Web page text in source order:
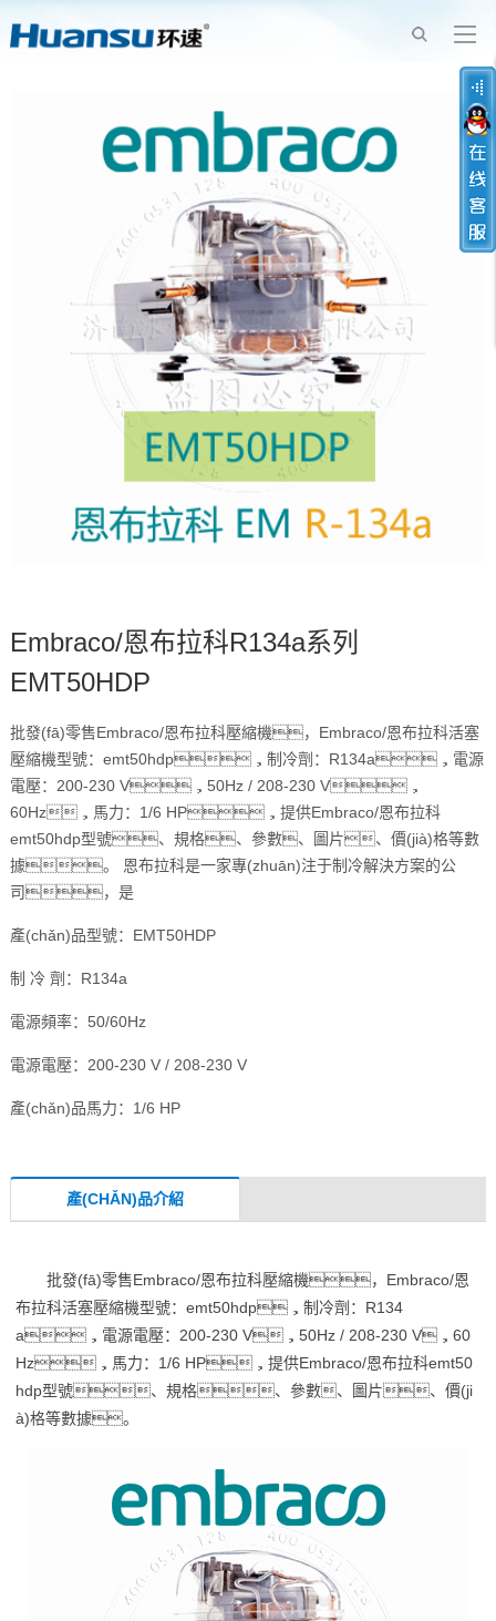
Embraco/恩布拉科R134a系列
EMT50HDP
批發(fā)零售Embraco/恩布拉科壓縮機，Embraco/恩布拉科活塞
壓縮機型號：emt50hdp，制冷劑：R134a，電源
電壓：200-230 V，50Hz / 208-230 V，
60Hz，馬力：1/6 HP，提供Embraco/恩布拉科
emt50hdp型號、規格、參數、圖片、價(jià)格等數
據。 恩布拉科是一家專(zhuān)注于制冷解決方案的公
司，是
產(chǎn)品型號：EMT50HDP
制 冷 劑：R134a
電源頻率：50/60Hz
電源電壓：200-230 V / 208-230 V
產(chǎn)品馬力：1/6 HP
產(CHǍN)品介紹
批發(fā)零售Embraco/恩布拉科壓縮機，Embraco/恩
布拉科活塞壓縮機型號：emt50hdp，制冷劑：R134
a，電源電壓：200-230 V，50Hz / 208-230 V，60
Hz，馬力：1/6 HP，提供Embraco/恩布拉科emt50
hdp型號、規格、參數、圖片、價(ji
à)格等數據。